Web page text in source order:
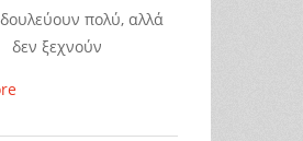
δουλεύουν πολύ, αλλά
δεν ξεχνούν